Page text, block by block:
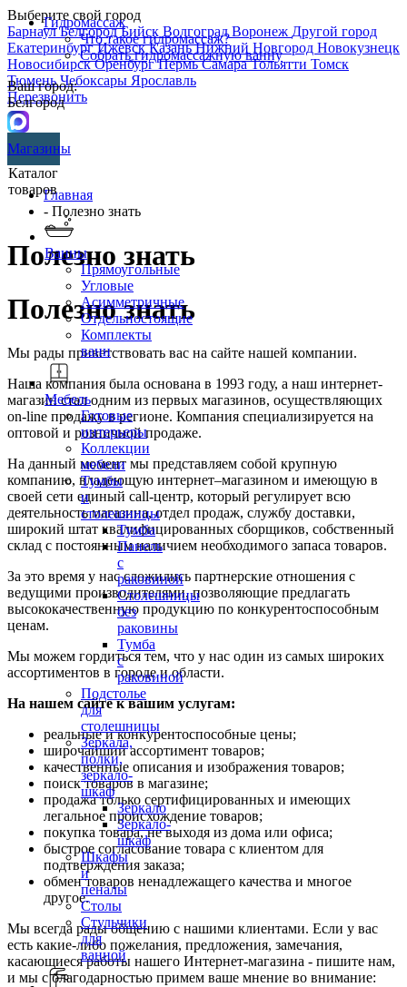
Выберите свой город
БарнаулБелгородБийск ВолгоградВоронеж Другой город
ЕкатеринбургИжевскКазаньНижний Новгород Новокузнецк
НовосибирскОренбургПермьСамараТольятти Томск
ТюменьЧебоксары Ярославль
Перезвонить
Гидромассаж
Что такое гидромассаж?
Собрать гидромассажную ванну
Ваш город:
Белгород
Магазины
Каталог
товаров
Ванны
Прямоугольные
Угловые
Асимметричные
Отдельностоящие
Комплекты
ванн
Мебель
Готовые
интерьеры
Коллекции
мебели
Тумбы
и
столешницы
Тумба
Панель
с
раковиной
Столешницы
без
раковины
Тумба
с
раковиной
Подстолье
для
столешницы
Зеркала,
полки,
зеркало-
шкаф
Зеркало
Зеркало-
шкаф
Шкафы
и
пеналы
Столы
Стульчики
для
ванной
Главная
- Полезно знать
Полезно знать
Полезно знать
Мы рады приветствовать вас на сайте нашей компании.
Наша компания была основана в 1993 году, а наш интернет-
магазин стал одним из первых магазинов, осуществляющих
on-line продажу в регионе. Компания специализируется на
оптовой и розничной продаже.
На данный момент мы представляем собой крупную
компанию, владеющую интернет–магазином и имеющую в
своей сети единый call-центр, который регулирует всю
деятельность магазина, отдел продаж, службу доставки,
широкий штат квалифицированных сборщиков, собственный
склад c постоянным наличием необходимого запаса товаров.
За это время у нас сложились партнерские отношения с
ведущими производителями, позволяющие предлагать
высококачественную продукцию по конкурентоспособным
ценам.
Мы можем гордиться тем, что у нас один из самых широких
ассортиментов в городе и области.
На нашем сайте к вашим услугам:
реальные и конкурентоспособные цены;
широчайший ассортимент товаров;
качественные описания и изображения товаров;
поиск товаров в магазине;
продажа только сертифицированных и имеющих
легальное происхождение товаров;
покупка товара, не выходя из дома или офиса;
быстрое согласование товара с клиентом для
подтверждения заказа;
обмен товаров ненадлежащего качества и многое
другое.
Мы всегда рады общению с нашими клиентами. Если у вас
есть какие-либо пожелания, предложения, замечания,
касающиеся работы нашего Интернет-магазина - пишите нам,
и мы с благодарностью примем ваше мнение во внимание: